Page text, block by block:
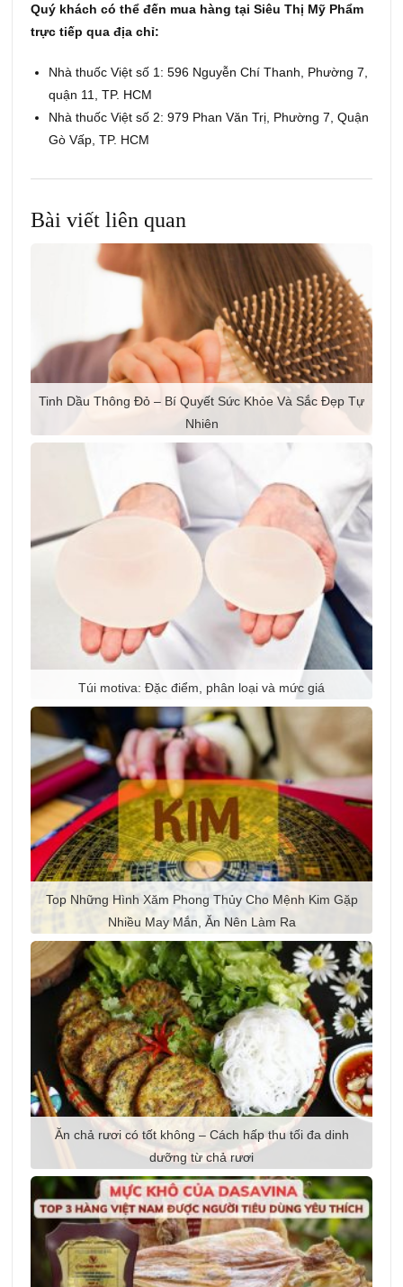
Quý khách có thể đến mua hàng tại Siêu Thị Mỹ Phẩm
trực tiếp qua địa chỉ:
Nhà thuốc Việt số 1: 596 Nguyễn Chí Thanh, Phường 7,
quận 11, TP. HCM
Nhà thuốc Việt số 2: 979 Phan Văn Trị, Phường 7, Quận
Gò Vấp, TP. HCM
Bài viết liên quan
Tinh Dầu Thông Đỏ – Bí Quyết Sức Khỏe Và Sắc Đẹp Tự
Nhiên
Túi motiva: Đặc điểm, phân loại và mức giá
Top Những Hình Xăm Phong Thủy Cho Mệnh Kim Gặp
Nhiều May Mắn, Ăn Nên Làm Ra
Ăn chả rươi có tốt không – Cách hấp thu tối đa dinh
dưỡng từ chả rươi